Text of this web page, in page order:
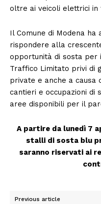
oltre ai veicoli elettrici in
Il Comune di Modena
rispondere alla
opportunità di sosta per
Traffico Limitato privi di
private e anche a causa
cantieri e occupazioni di
aree disponibili per il
A partire da lunedì 7
stalli di sosta blu
saranno riservati ai
Previous article